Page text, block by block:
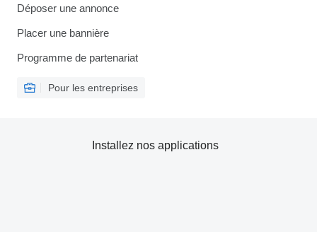
Déposer une annonce
Placer une bannière
Programme de partenariat
Pour les entreprises
Installez nos applications